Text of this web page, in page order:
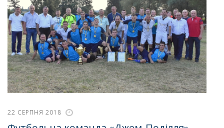
22 СЕРПНЯ 2018